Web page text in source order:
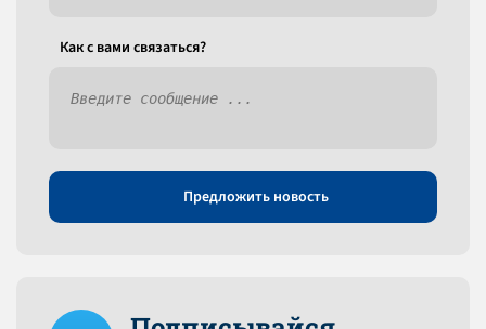
Как c вами связаться?
Предложить новость